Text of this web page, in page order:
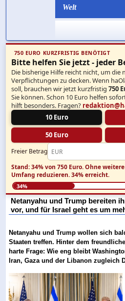
Welt
750 EURO KURZFRISTIG BENÖTIGT
Bitte helfen Sie jetzt - jeder
Die bisherige Hilfe reicht nicht, um die
Verpflichtungen zu decken. Wenn
soll, brauchen wir jetzt kurzfristig750
Sie können. Schon 10 Euro helfen
hilft besonders. Fragen?
10 Euro
50 Euro
Freier Betrag
Stand: 34% von 750 Euro.Ohne
Umfang reduzieren.34% erreicht.
34%
Netanyahu und Trump bereiten
vor, und für Israel geht es um
Netanyahu und Trump wollen sich
Staaten treffen. Hinter dem
harte Frage: Wie eng bleibt
Iran, Gaza und der Libanon zugleich